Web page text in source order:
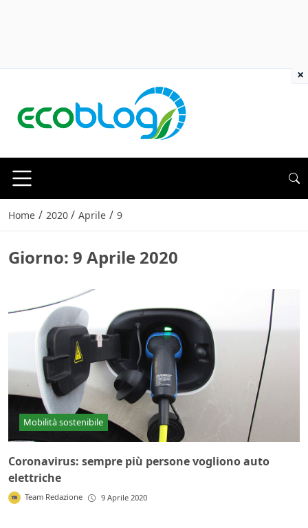
Home / 2020 / Aprile / 9
Giorno: 9 Aprile 2020
Mobilità sostenibile
Coronavirus: sempre più persone vogliono auto
elettriche
Team Redazione 9 Aprile 2020
×